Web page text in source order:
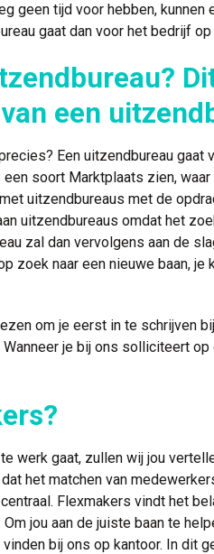
geen tijd voor hebben, kunnen
gaat dan voor het bedrijf
een
Een uitzendbureau gaat
soort Marktplaats zien,
uitzendbureaus met de
uitzendbureaus omdat het
zal dan vervolgens aan de
zoek naar een nieuwe baan, je
om je eerst in te schrijven
je bij ons solliciteert
werk gaat, zullen wij jou
het matchen van
Flexmakers vindt het
jou aan de juiste baan te
bij ons op kantoor. In dit